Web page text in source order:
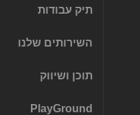
תיק עבודות
השירותים שלנו
תוכן ושיווק
PlayGround